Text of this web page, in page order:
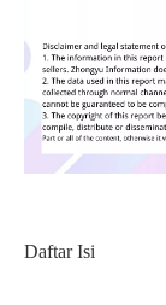
Daftar Isi